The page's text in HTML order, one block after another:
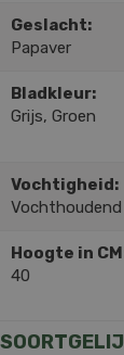
Geslacht:
Papaver
Bladkleur:
Grijs, Groen
Vochtigheid:
Vochthoudend
Hoogte in
40